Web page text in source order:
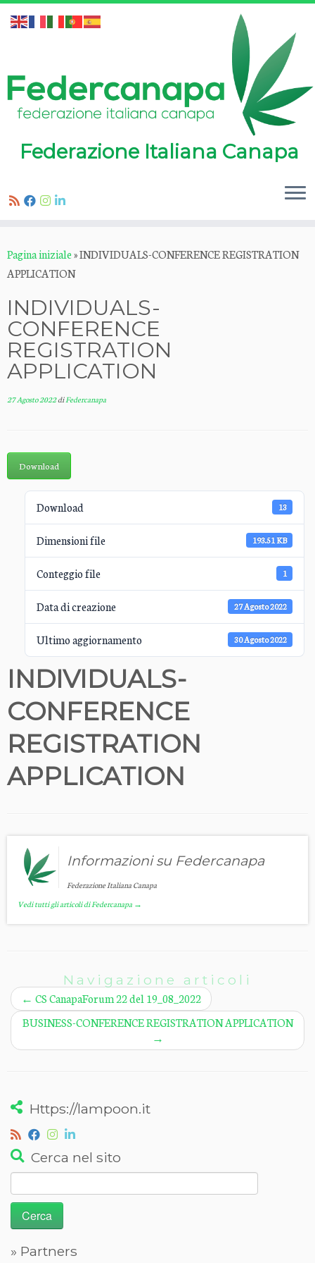
al
contenuto
Federazione Italiana Canapa
Pagina iniziale»INDIVIDUALS-CONFERENCE REGISTRATION
APPLICATION
INDIVIDUALS-
CONFERENCE
REGISTRATION
APPLICATION
27 Agosto 2022diFedercanapa
Download
Download 13
Dimensioni file 193.51 KB
Conteggio file 1
Data di creazione 27 Agosto 2022
Ultimo aggiornamento 30 Agosto 2022
INDIVIDUALS-
CONFERENCE
REGISTRATION
APPLICATION
Informazioni su Federcanapa
Federazione Italiana Canapa
Vedi tutti gli articoli di Federcanapa →
Navigazione articoli
← CS CanapaForum 22 del 19_08_2022
BUSINESS-CONFERENCE REGISTRATION APPLICATION
→
Https://lampoon.it
Cerca nel sito
per:
» Partners